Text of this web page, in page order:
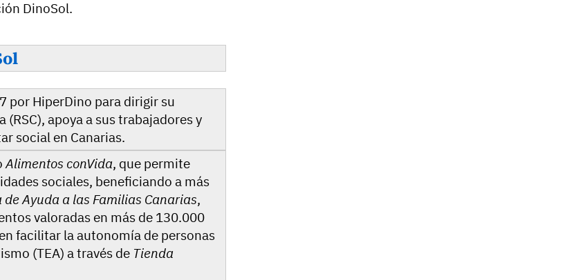
DinoSol.
por HiperDino para dirigir su
apoya a sus trabajadores y
social en Canarias.
Alimentos conVida, que permite
sociales, beneficiando a más
de Ayuda a las Familias Canarias,
valoradas en más de 130.000
facilitar la autonomía de personas
(TEA) a través de Tienda